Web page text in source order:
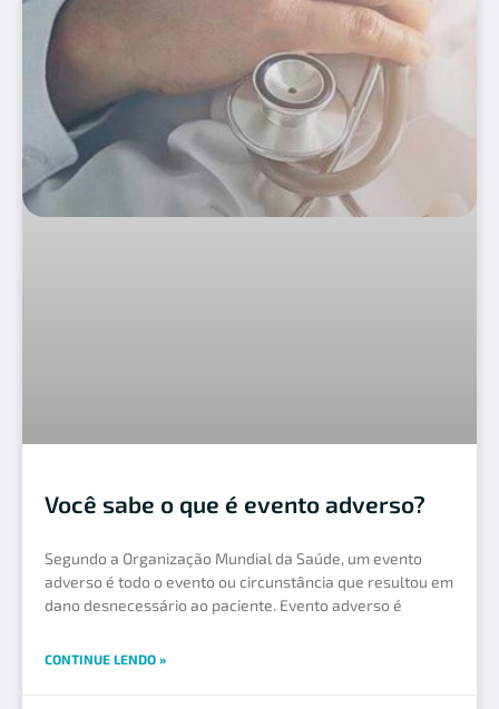
Você sabe o que é evento adverso?
Segundo a Organização Mundial da Saúde, um evento
adverso é todo o evento ou circunstância que resultou em
dano desnecessário ao paciente. Evento adverso é
CONTINUE LENDO »